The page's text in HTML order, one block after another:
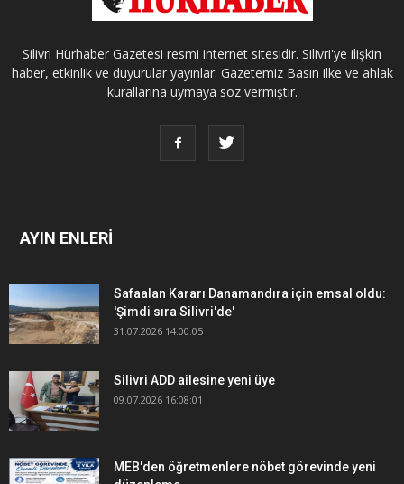
Silivri Hürhaber Gazetesi resmi internet sitesidir. Silivri'ye ilişkin
haber, etkinlik ve duyurular yayınlar. Gazetemiz Basın ilke ve ahlak
kurallarına uymaya söz vermiştir.
AYIN ENLERİ
Safaalan Kararı Danamandıra için emsal oldu:
'Şimdi sıra Silivri'de'
31.07.2026 14:00:05
Silivri ADD ailesine yeni üye
09.07.2026 16:08:01
MEB'den öğretmenlere nöbet görevinde yeni